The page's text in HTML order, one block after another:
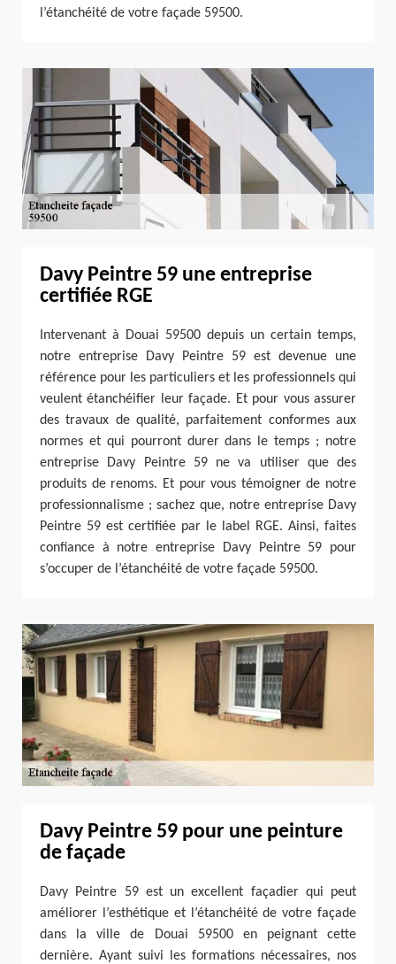
l’étanchéité de votre façade 59500.
Davy Peintre 59 une entreprise
certifiée RGE
Intervenant à Douai 59500 depuis un certain temps,
notre entreprise Davy Peintre 59 est devenue une
référence pour les particuliers et les professionnels qui
veulent étanchéifier leur façade. Et pour vous assurer
des travaux de qualité, parfaitement conformes aux
normes et qui pourront durer dans le temps ; notre
entreprise Davy Peintre 59 ne va utiliser que des
produits de renoms. Et pour vous témoigner de notre
professionnalisme ; sachez que, notre entreprise Davy
Peintre 59 est certifiée par le label RGE. Ainsi, faites
confiance à notre entreprise Davy Peintre 59 pour
s’occuper de l’étanchéité de votre façade 59500.
Davy Peintre 59 pour une peinture
de façade
Davy Peintre 59 est un excellent façadier qui peut
améliorer l’esthétique et l’étanchéité de votre façade
dans la ville de Douai 59500 en peignant cette
dernière. Ayant suivi les formations nécessaires, nos